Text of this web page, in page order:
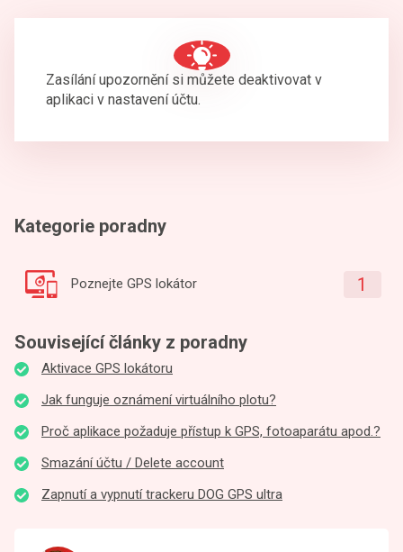
Zasílání upozornění si můžete deaktivovat v
aplikaci v nastavení účtu.
Kategorie poradny
Poznejte GPS lokátor 1
Související články z poradny
Aktivace GPS lokátoru
Jak funguje oznámení virtuálního plotu?
Proč aplikace požaduje přístup k GPS, fotoaparátu apod.?
Smazání účtu / Delete account
Zapnutí a vypnutí trackeru DOG GPS ultra